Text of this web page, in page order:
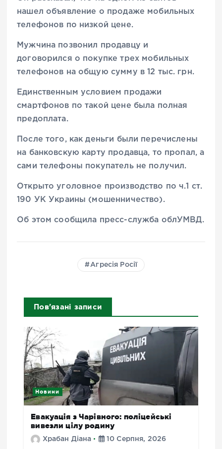
нашел объявление о продаже мобильных
телефонов по низкой цене.
Мужчина позвонил продавцу и
договорился о покупке трех мобильных
телефонов на общую сумму в 12 тыс. грн.
Единственным условием продажи
смартфонов по такой цене была полная
предоплата.
После того, как деньги были перечислены
на банковскую карту продавца, то пропал, а
сами телефоны покупатель не получил.
Открыто уголовное производство по ч.1 ст.
190 УК Украины (мошенничество).
Об этом сообщила пресс-служба облУМВД.
Агресія Росії
Пов'язані записи
Новини
Евакуація з Чарівного: поліцейські
вивезли цілу родину
Храбан Діана 10 Серпня, 2026